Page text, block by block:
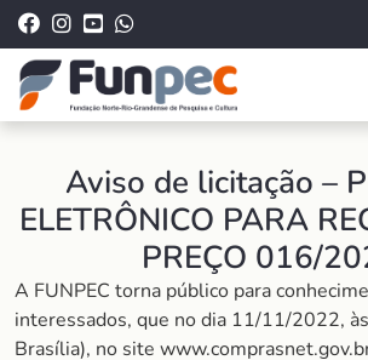
Aviso de licitação –
ELETRÔNICO PARA
PREÇO 016/
A FUNPEC torna público para
interessados, que no dia 11/11/2022,
Brasília), no site